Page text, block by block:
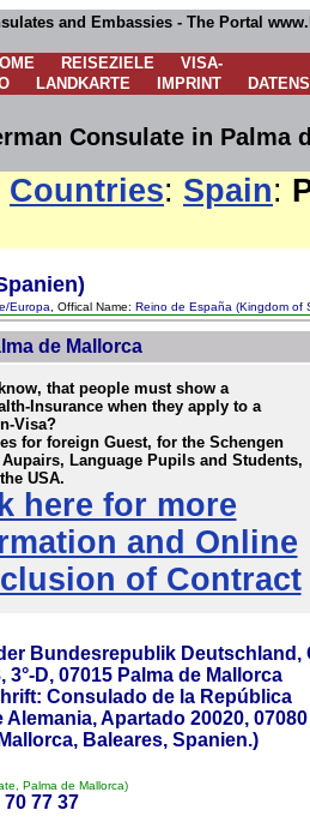
and Embassies - The Portal
REISEZIELE
VISA-
LANDKARTE IMPRINT
Consulate in Palma
Countries: Spain:
Europa , Offical Name: Reino de España (Kingdom of
de Mallorca
that people must show a
Insurance when they apply to a
Visa?
for foreign Guest, for the Schengen
Language Pupils and Students,
USA.
here for more
and Online
of Contract
Bundesrepublik Deutschland,
3°-D, 07015 Palma de Mallorca
Consulado de la República
Alemania, Apartado 20020, 07080
Baleares, Spanien.)
Palma de Mallorca)
70 77 37